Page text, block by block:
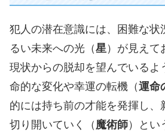
犯人の潜在意識には、困難な状
るい未来への光（星）が見えて
現状からの脱却を望んでいるよ
命的な変化や幸運の転機（運命
的には持ち前の才能を発揮し、
切り開いていく（ 魔術師）とい